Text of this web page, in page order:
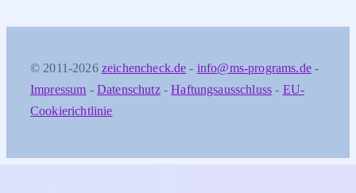
© 2011-2026 zeichencheck.de - info@ms-programs.de-
Impressum - Datenschutz-Haftungsausschluss - EU-
Cookierichtlinie